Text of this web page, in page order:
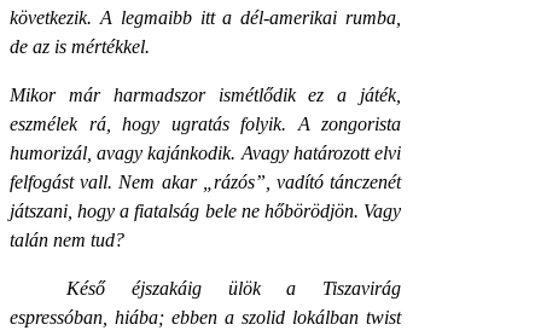
következik. A legmaibb itt a dél-amerikai rumba,
de az is mértékkel.
Mikor már harmadszor ismétlődik ez a játék,
eszmélek rá, hogy ugratás folyik. A zongorista
humorizál, avagy kajánkodik. Avagy határozott elvi
felfogást vall. Nem akar „rázós”, vadító tánczenét
játszani, hogy a fiatalság bele ne hőbörödjön. Vagy
talán nem tud?
Késő éjszakáig ülök a Tiszavirág
espressóban, hiába; ebben a szolid lokálban twist